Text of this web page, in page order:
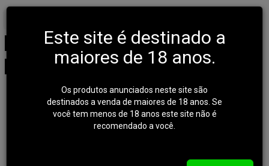
Bolso Médio Modular -
Preto - 18X14x3
Este site é destinado a
maiores de 18 anos.
Os produtos anunciados neste site são
destinados a venda de maiores de 18 anos. Se
você tem menos de 18 anos este site não é
recomendado a você.